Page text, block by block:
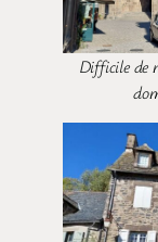
Difficile de